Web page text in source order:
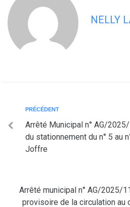
NELLY
PRÉCÉDENT
Arrêté Municipal n° AG/
du stationnement du n° 5 au
Joffre
Arrêté municipal n° AG/2025/
provisoire de la circulation au